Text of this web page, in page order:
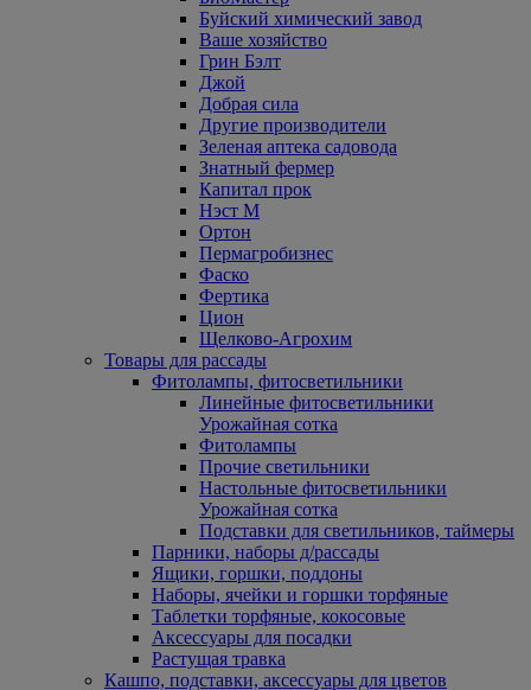
Буйский химический завод
Ваше хозяйство
Грин Бэлт
Джой
Добрая сила
Другие производители
Зеленая аптека садовода
Знатный фермер
Капитал прок
Нэст М
Ортон
Пермагробизнес
Фаско
Фертика
Цион
Щелково-Агрохим
Товары для рассады
Фитолампы, фитосветильники
Линейные фитосветильники
Урожайная сотка
Фитолампы
Прочие светильники
Настольные фитосветильники
Урожайная сотка
Подставки для светильников, таймеры
Парники, наборы д/рассады
Ящики, горшки, поддоны
Наборы, ячейки и горшки торфяные
Таблетки торфяные, кокосовые
Аксессуары для посадки
Растущая травка
Кашпо, подставки, аксессуары для цветов